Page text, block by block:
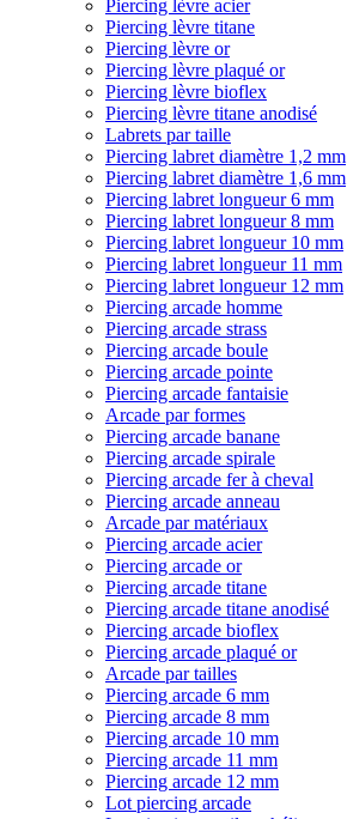
Piercing lèvre acier
Piercing lèvre titane
Piercing lèvre or
Piercing lèvre plaqué or
Piercing lèvre bioflex
Piercing lèvre titane anodisé
Labrets par taille
Piercing labret diamètre 1,2 mm
Piercing labret diamètre 1,6 mm
Piercing labret longueur 6 mm
Piercing labret longueur 8 mm
Piercing labret longueur 10 mm
Piercing labret longueur 11 mm
Piercing labret longueur 12 mm
Piercing arcade homme
Piercing arcade strass
Piercing arcade boule
Piercing arcade pointe
Piercing arcade fantaisie
Arcade par formes
Piercing arcade banane
Piercing arcade spirale
Piercing arcade fer à cheval
Piercing arcade anneau
Arcade par matériaux
Piercing arcade acier
Piercing arcade or
Piercing arcade titane
Piercing arcade titane anodisé
Piercing arcade bioflex
Piercing arcade plaqué or
Arcade par tailles
Piercing arcade 6 mm
Piercing arcade 8 mm
Piercing arcade 10 mm
Piercing arcade 11 mm
Piercing arcade 12 mm
Lot piercing arcade